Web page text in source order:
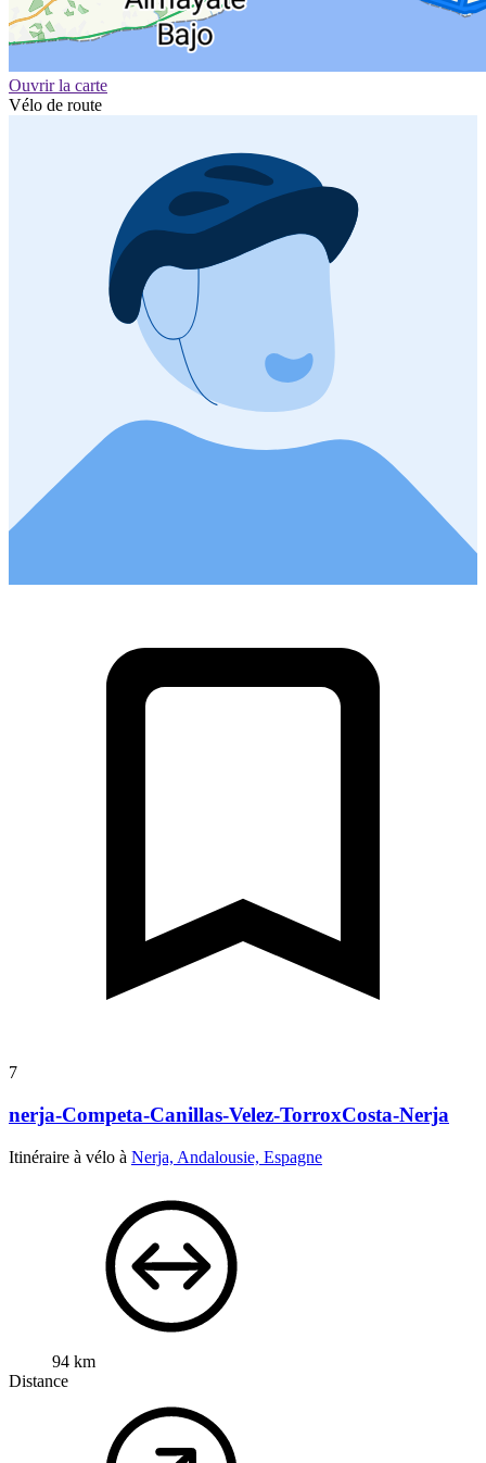
Ouvrir la carte
Vélo de route
7
nerja-Competa-Canillas-Velez-TorroxCosta-Nerja
Itinéraire à vélo à Nerja, Andalousie, Espagne
94 km
Distance